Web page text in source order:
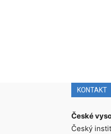
KONTAKT
České
Český